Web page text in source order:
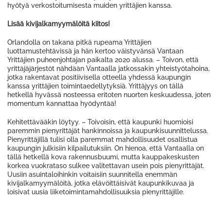
hyötyä verkostoitumisesta muiden yrittäjien kanssa.
Lisää kivijalkamyymälöitä kiitos!
Orlandolla on takana pitkä rupeama Yrittäjien
luottamustehtävissä ja hän kertoo väistyvänsä Vantaan
Yrittäjien puheenjohtajan paikalta 2020 alussa. – Toivon, että
yrittäjäjärjestöt nähdään Vantaalla jatkossakin yhteistyötahoina,
jotka rakentavat positiivisella otteella yhdessä kaupungin
kanssa yrittäjien toimintaedellytyksiä. Yrittäjyys on tällä
hetkellä hyvässä nosteessa eritoten nuorten keskuudessa, joten
momentum kannattaa hyödyntää!
Kehitettävääkin löytyy. – Toivoisin, että kaupunki huomioisi
paremmin pienyrittäjät hankinnoissa ja kaupunkisuunnittelussa.
Pienyrittäjillä tulisi olla paremmat mahdollisuudet osallistua
kaupungin julkisiin kilpailutuksiin. On hienoa, että Vantaalla on
tällä hetkellä kova rakennusbuumi, mutta kauppakeskusten
korkea vuokrataso sulkee valitettavan usein pois pienyrittäjät.
Uusiin asuintaloihinkin voitaisiin suunnitella enemmän
kivijalkamyymälöitä, jotka elävöittäisivät kaupunkikuvaa ja
loisivat uusia liiketoimintamahdollisuuksia pienyrittäjille.